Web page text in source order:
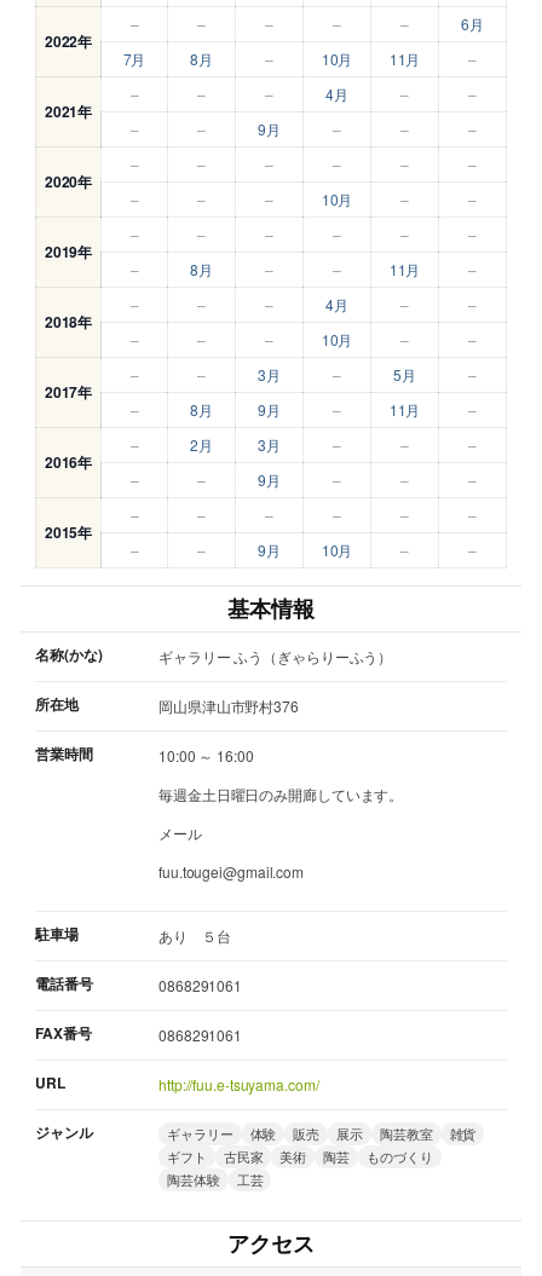
2022年
– – – – –
6月
7月
8月 – 10月 11月 –
2021年
– – – 4月 –
–
–
– 9月 – – –
2020年
– – – – –
–
–
– – 10月 – –
2019年
– – – – –
–
–
8月 – – 11月 –
2018年
– – – 4月 –
–
–
– – 10月 – –
2017年
– – 3月 – 5月
–
–
8月 9月 – 11月 –
2016年
– 2月 3月 – –
–
–
– 9月 – – –
2015年
– – – – –
–
–
– 9月 10月 – –
基本情報
名称(かな) ギャラリー ふう（ぎゃらりーふう）
所在地 岡山県津山市野村376
営業時間
10:00 ～ 16:00
毎週金土日曜日のみ開廊しています。
メール
fuu.tougei@gmail.com
駐車場 あり ５台
電話番号 0868291061
FAX番号 0868291061
URL http://fuu.e-tsuyama.com/
ジャンル ギャラリー 体験 販売 展示 陶芸教室
雑貨
ギフト
古民家 美術 陶芸
ものづくり
陶芸体験
工芸
アクセス